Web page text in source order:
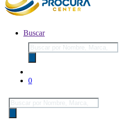
Buscar
Búsqueda
de
productos
0
Búsqueda
de
productos